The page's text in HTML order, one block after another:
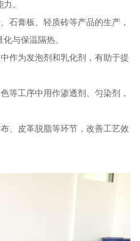
。
石膏板、轻质砖等产品的生产，
与保温隔热。
作为发泡剂和乳化剂，有助于提
等工序中用作渗透剂、匀染剂，
、皮革脱脂等环节，改善工艺效